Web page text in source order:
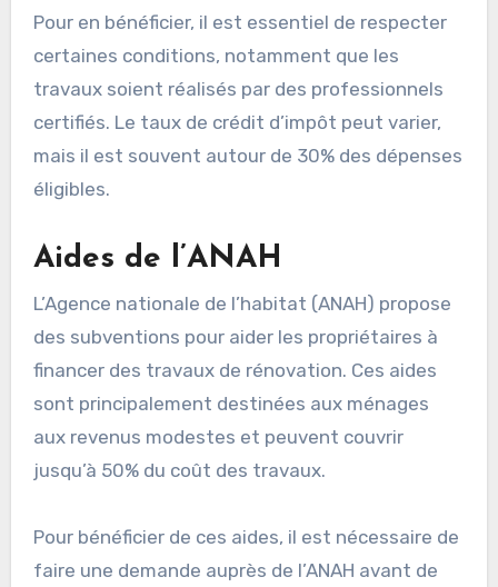
Pour en bénéficier, il est essentiel de respecter
certaines conditions, notamment que les
travaux soient réalisés par des professionnels
certifiés. Le taux de crédit d’impôt peut varier,
mais il est souvent autour de 30% des dépenses
éligibles.
Aides de l’ANAH
L’Agence nationale de l’habitat (ANAH) propose
des subventions pour aider les propriétaires à
financer des travaux de rénovation. Ces aides
sont principalement destinées aux ménages
aux revenus modestes et peuvent couvrir
jusqu’à 50% du coût des travaux.
Pour bénéficier de ces aides, il est nécessaire de
faire une demande auprès de l’ANAH avant de